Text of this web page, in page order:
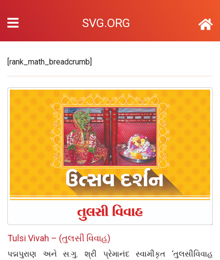
SVG.ORG
[rank_math_breadcrumb]
Tulsi Vivah – (તુલસી વિવાહ)
પદ્મપુરાણ અને સ.ગુ. શ્રી પ્રેમાનંદ સ્વામીકૃત ‘તુલસીવિવાહ